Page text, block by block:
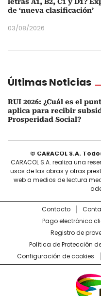
de ‘nueva clasificación’
03/08/2026
Últimas Noticias
RUI 2026: ¿Cuál es el
aplica para recibir
Prosperidad Social?
© CARACOL S.A.
CARACOL S.A. realiza una
usos de las obras y otras
web a medios de lectura
Contacto
Pago electrónico
Registro de
Política de Protección
Configuración de cookies